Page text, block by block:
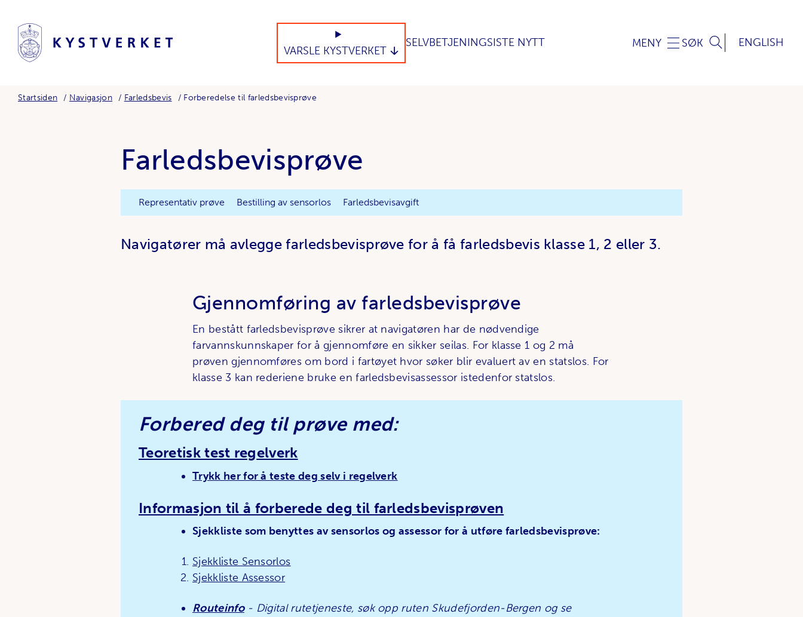
VARSLE KYSTVERKET
SELVBETJENINGSISTE NYTT MENY SØK ENGLISH
Startsiden Navigasjon Farledsbevis Forberedelse til farledsbevisprøve
Farledsbevisprøve
Representativ prøve Bestilling av sensorlos Farledsbevisavgift
Navigatører må avlegge farledsbevisprøve for å få farledsbevis klasse 1, 2 eller 3.
Gjennomføring av farledsbevisprøve
En bestått farledsbevisprøve sikrer at navigatøren har de nødvendige
farvannskunnskaper for å gjennomføre en sikker seilas. For klasse 1 og 2 må
prøven gjennomføres om bord i fartøyet hvor søker blir evaluert av en statslos. For
klasse 3 kan rederiene bruke en farledsbevisassessor istedenfor statslos.
Forbered deg til prøve med:
Teoretisk test regelverk
Trykk her for å teste deg selv i regelverk
Informasjon til å forberede deg til farledsbevisprøven
Sjekkliste som benyttes av sensorlos og assessor for å utføre farledsbevisprøve:
Sjekkliste Sensorlos
Sjekkliste Assessor
Routeinfo- Digital rutetjeneste, søk opp ruten Skudefjorden-Bergen og se